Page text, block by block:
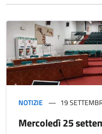
NOTIZIE 19
Mercoledì 25